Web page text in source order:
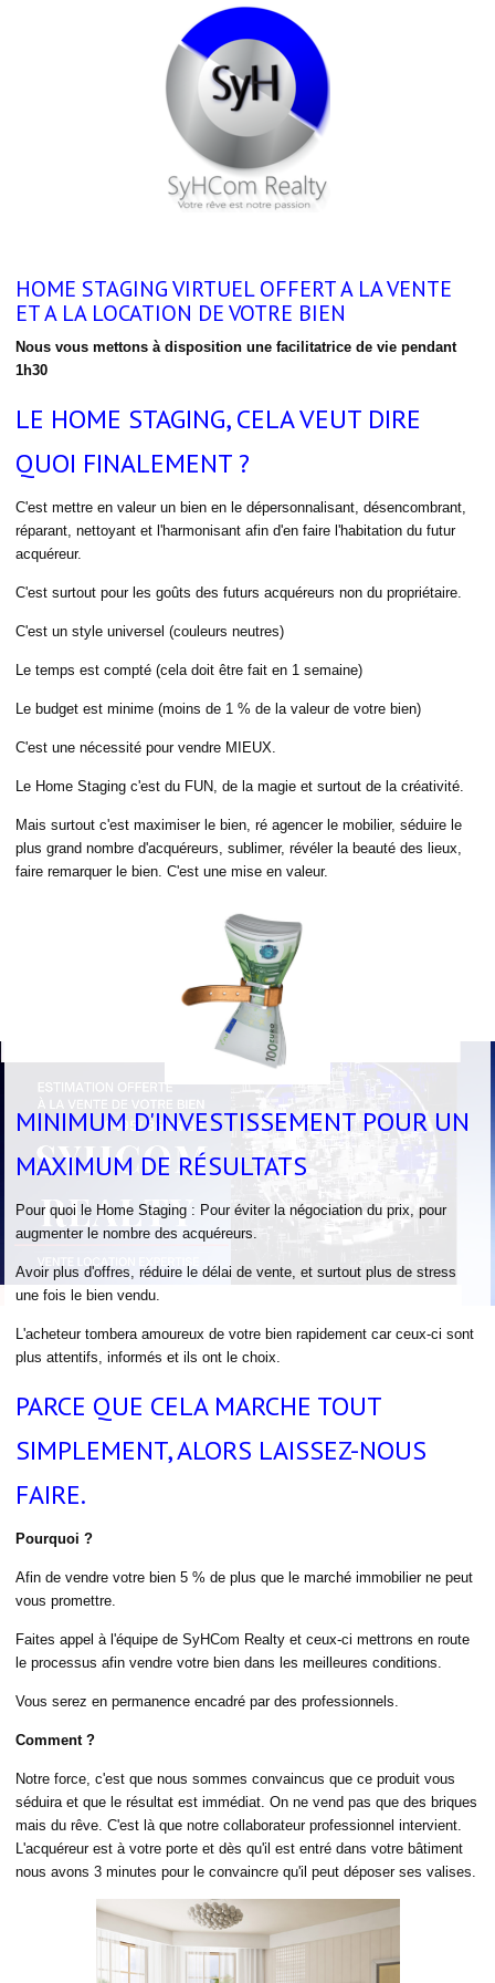
HOME STAGING VIRTUEL OFFERT A LA VENTE
ET A LA LOCATION DE VOTRE BIEN
Nous vous mettons à disposition une facilitatrice de vie pendant
1h30
LE HOME STAGING, CELA VEUT DIRE
QUOI FINALEMENT ?
C'est mettre en valeur un bien en le dépersonnalisant, désencombrant,
réparant, nettoyant et l'harmonisant afin d'en faire l'habitation du futur
acquéreur.
C'est surtout pour les goûts des futurs acquéreurs non du propriétaire.
C'est un style universel (couleurs neutres)
Le temps est compté (cela doit être fait en 1 semaine)
Le budget est minime (moins de 1 % de la valeur de votre bien)
C'est une nécessité pour vendre MIEUX.
Le Home Staging c'est du FUN, de la magie et surtout de la créativité.
Mais surtout c'est maximiser le bien, ré agencer le mobilier, séduire le
plus grand nombre d'acquéreurs, sublimer, révéler la beauté des lieux,
faire remarquer le bien. C'est une mise en valeur.
MINIMUM D'INVESTISSEMENT POUR UN
MAXIMUM DE RÉSULTATS
Pour quoi le Home Staging : Pour éviter la négociation du prix, pour
augmenter le nombre des acquéreurs.
Avoir plus d'offres, réduire le délai de vente, et surtout plus de stress
une fois le bien vendu.
L'acheteur tombera amoureux de votre bien rapidement car ceux-ci sont
plus attentifs, informés et ils ont le choix.
PARCE QUE CELA MARCHE TOUT
SIMPLEMENT, ALORS LAISSEZ-NOUS
FAIRE.
Pourquoi ?
Afin de vendre votre bien 5 % de plus que le marché immobilier ne peut
vous promettre.
Faites appel à l'équipe de SyHCom Realty et ceux-ci mettrons en route
le processus afin vendre votre bien dans les meilleures conditions.
Vous serez en permanence encadré par des professionnels.
Comment ?
Notre force, c'est que nous sommes convaincus que ce produit vous
séduira et que le résultat est immédiat. On ne vend pas que des briques
mais du rêve. C'est là que notre collaborateur professionnel intervient.
L'acquéreur est à votre porte et dès qu'il est entré dans votre bâtiment
nous avons 3 minutes pour le convaincre qu'il peut déposer ses valises.